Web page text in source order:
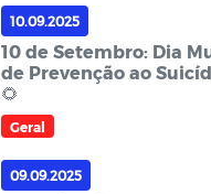
10.09.2025
10 de Setembro: Dia
de Prevenção ao
🌻
Geral
09.09.2025